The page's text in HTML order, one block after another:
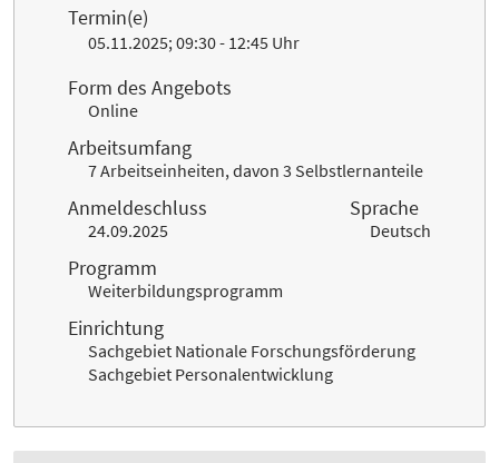
Termin(e)
05.11.2025; 09:30 - 12:45 Uhr
Form des Angebots
Online
Arbeitsumfang
7 Arbeitseinheiten, davon 3 Selbstlernanteile
Anmeldeschluss
24.09.2025
Sprache
Deutsch
Programm
Weiterbildungsprogramm
Einrichtung
Sachgebiet Nationale Forschungsförderung
Sachgebiet Personalentwicklung